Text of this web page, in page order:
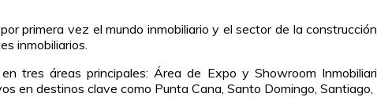
primera vez el mundo inmobiliario y el sector de la
inmobiliarios.
tres áreas principales: Área de Expo y Showroom
en destinos clave como Punta Cana, Santo Domingo, Santiago,